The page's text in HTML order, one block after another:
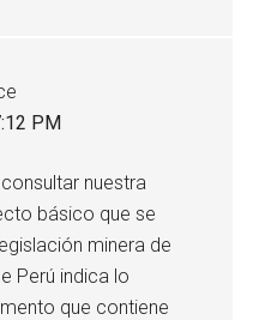
PM
nuestra
básico que se
minera de
Perú indica lo
que contiene